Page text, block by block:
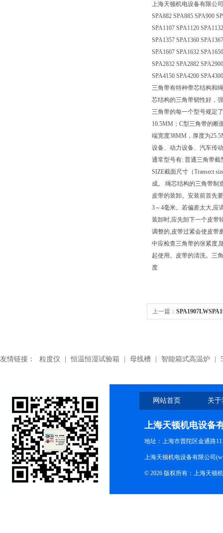
上海天顿机电设备有限公司
SPA882 SPA885 SPA900
SPA1107 SPA1120
SPA1357 SPA1360
SPA1607 SPA1632
SPA2832 SPA2882
SPA4150 SPA4200
三角带有特种带芯结构和
芯结构的三角带韧性好，
三角带的每一个型号规定
10.5MM；C型三角带的断
端宽度38MM，厚度为
设备、动力设备、汽车传
通常型号有: 普通三角带截
SIZE截面尺寸（Transect
成。 绳芯结构的三角带制
皮带的装卸。安装前首先
3～4毫米。若偏差太大,应
装卸时,应先卸下一个皮带
调整的,皮带过紧会使皮带
中应检查三角带的张紧度,
起使用。皮带的清洗。三
度
上一篇：
友情链接： 粒度仪 恒温恒湿试验箱 母线槽 智能箱式高温炉
网站首页 关
上海天顿机电设备
地址：上海市普陀区金通路
上海天顿机电设备有限公司
© 2026 版权所有：上海天顿